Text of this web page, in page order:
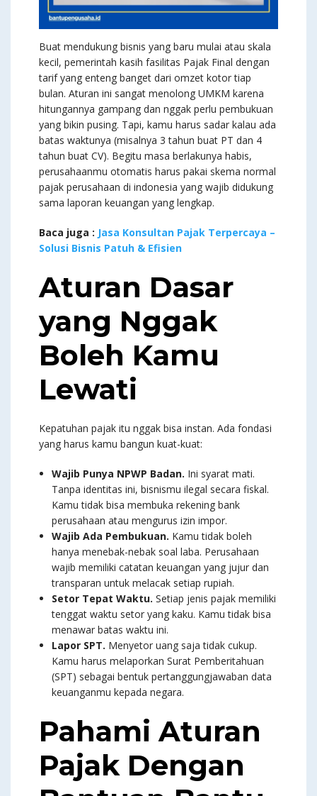
Buat mendukung bisnis yang baru mulai atau skala
kecil, pemerintah kasih fasilitas Pajak Final dengan
tarif yang enteng banget dari omzet kotor tiap
bulan. Aturan ini sangat menolong UMKM karena
hitungannya gampang dan nggak perlu pembukuan
yang bikin pusing. Tapi, kamu harus sadar kalau ada
batas waktunya (misalnya 3 tahun buat PT dan 4
tahun buat CV). Begitu masa berlakunya habis,
perusahaanmu otomatis harus pakai skema normal
pajak perusahaan di indonesia yang wajib didukung
sama laporan keuangan yang lengkap.
Baca juga : Jasa Konsultan Pajak Terpercaya –
Solusi Bisnis Patuh & Efisien
Aturan Dasar
yang Nggak
Boleh Kamu
Lewati
Kepatuhan pajak itu nggak bisa instan. Ada fondasi
yang harus kamu bangun kuat-kuat:
Wajib Punya NPWP Badan. Ini syarat mati.
Tanpa identitas ini, bisnismu ilegal secara fiskal.
Kamu tidak bisa membuka rekening bank
perusahaan atau mengurus izin impor.
Wajib Ada Pembukuan. Kamu tidak boleh
hanya menebak-nebak soal laba. Perusahaan
wajib memiliki catatan keuangan yang jujur dan
transparan untuk melacak setiap rupiah.
Setor Tepat Waktu. Setiap jenis pajak memiliki
tenggat waktu setor yang kaku. Kamu tidak bisa
menawar batas waktu ini.
Lapor SPT. Menyetor uang saja tidak cukup.
Kamu harus melaporkan Surat Pemberitahuan
(SPT) sebagai bentuk pertanggungjawaban data
keuanganmu kepada negara.
Pahami Aturan
Pajak Dengan